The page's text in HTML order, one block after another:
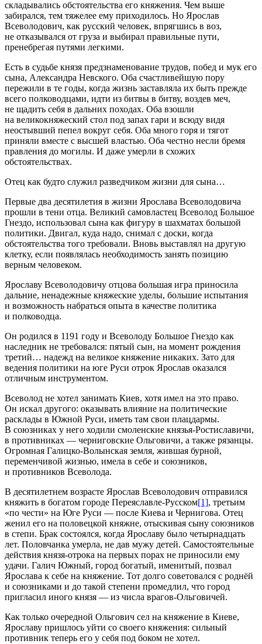
складывались обстоятельства его княжения. Чем выше
забирался, тем тяжелее ему приходилось. Но Ярослав
Всеволодович, как русский человек, впрягшись в воз,
не отказывался от груза и выбирал правильные пути,
пренебрегая путями легкими.
Есть в судьбе князя предзнаменование трудов, побед и мук его
сына, Александра Невского. Оба счастливейшую пору
пережили в те годы, когда жизнь заставляла их быть прежде
всего полководцами, идти из битвы в битву, воздев меч,
не щадить себя в дальних походах. Оба взошли
на великокняжеский стол под запах гари и всюду видя
неостывший пепел вокруг себя. Оба много горя и тягот
приняли вместе с высшей властью. Оба честно несли бремя
правления до могилы. И даже умерли в схожих
обстоятельствах.
Отец как будто служил разведчиком жизни для сына…
Первые два десятилетия в жизни Ярослава Всеволодовича
прошли в тени отца. Великий самовластец Всеволод Большое
Гнездо, использовал сына как фигуру в шахматах большой
политики. Двигал, куда надо, снимал с доски, когда
обстоятельства того требовали. Вновь выставлял на другую
клетку, если появлялась необходимость занять позицию
верным человеком.
Ярославу Всеволодовичу отцова большая игра приносила
дальние, ненадежные княжеские уделы, большие испытания
и возможность набраться опыта в качестве политика
и полководца.
Он родился в 1191 году и Всеволоду Большое Гнездо как
наследник не требовался: пятый сын, на момент рождения
третий… надежд на великое княжение никаких. Зато для
ведения политики на юге Руси отрок Ярослав оказался
отличным инструментом.
Всеволод не хотел занимать Киев, хотя имел на это право.
Он искал другого: оказывать влияние на политические
расклады в Южной Руси, иметь там свои плацдармы.
В союзниках у него ходили смоленские князья-Ростиславичи,
в противниках — черниговские Ольговичи, а также рязанцы.
Огромная Галицко-Волынская земля, жившая бурной,
переменчивой жизнью, имела в себе и союзников,
и противников Всеволода.
В десятилетнем возрасте Ярослав Всеволодович отправился
княжить в богатом городе Переяславле-Русском[1], третьим
«по чести» на Юге Руси — после Киева и Чернигова. Отец
женил его на половецкой княжне, отыскивая сыну союзников
в степи. Брак состоялся, когда Ярославу было четырнадцать
лет. Половчанка умерла, не дав мужу детей. Самостоятельные
действия князя-отрока на первых порах не приносили ему
удачи. Галич Южный, город богатый, именитый, позвал
Ярослава к себе на княжение. Тот долго советовался с роднёй
и союзниками и до такой степени промедлил, что город
пригласил иного князя — из числа врагов-Ольговичей.
Как только очередной Ольгович сел на княжение в Киеве,
Ярославу пришлось уйти со своего княжения: сильный
противник теперь его у себя под боком не хотел.